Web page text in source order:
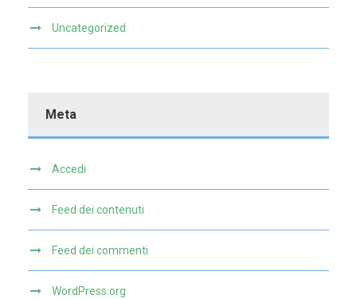
Uncategorized
Meta
Accedi
Feed dei contenuti
Feed dei commenti
WordPress.org